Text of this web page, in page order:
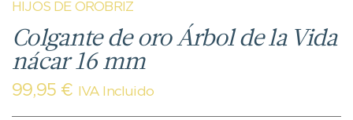
HIJOS DE OROBRIZ
Colgante de oro Árbol de la Vida
nácar 16 mm
99,95 € IVA Incluido